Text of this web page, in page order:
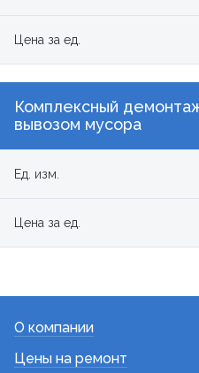
Цена за ед.
Комплексный
вывозом мусора
Ед. изм.
Цена за ед.
О компании
Цены на ремонт